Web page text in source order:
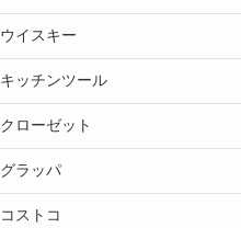
ウイスキー
キッチンツール
クローゼット
グラッパ
コストコ